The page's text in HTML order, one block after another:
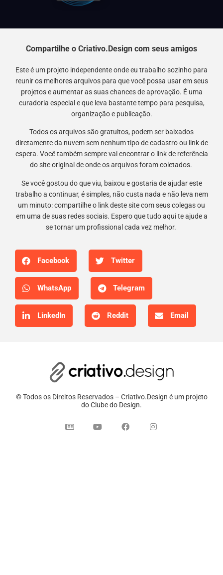
Compartilhe o Criativo.Design com seus amigos
Este é um projeto independente onde eu trabalho sozinho para
reunir os melhores arquivos para que você possa usar em seus
projetos e aumentar as suas chances de aprovação. É uma
curadoria especial e que leva bastante tempo para pesquisa,
organização e publicação.
Todos os arquivos são gratuitos, podem ser baixados
diretamente da nuvem sem nenhum tipo de cadastro ou link de
espera. Você também sempre vai encontrar o link de referência
do site original de onde os arquivos foram coletados.
Se você gostou do que viu, baixou e gostaria de ajudar este
trabalho a continuar, é simples, não custa nada e não leva nem
um minuto: compartilhe o link deste site com seus colegas ou
em uma de suas redes sociais. Espero que tudo aqui te ajude a
se tornar um profissional cada vez melhor.
Facebook Twitter
WhatsApp Telegram
LinkedIn Reddit Email
© Todos os Direitos Reservados – Criativo.Design é um projeto
do Clube do Design.